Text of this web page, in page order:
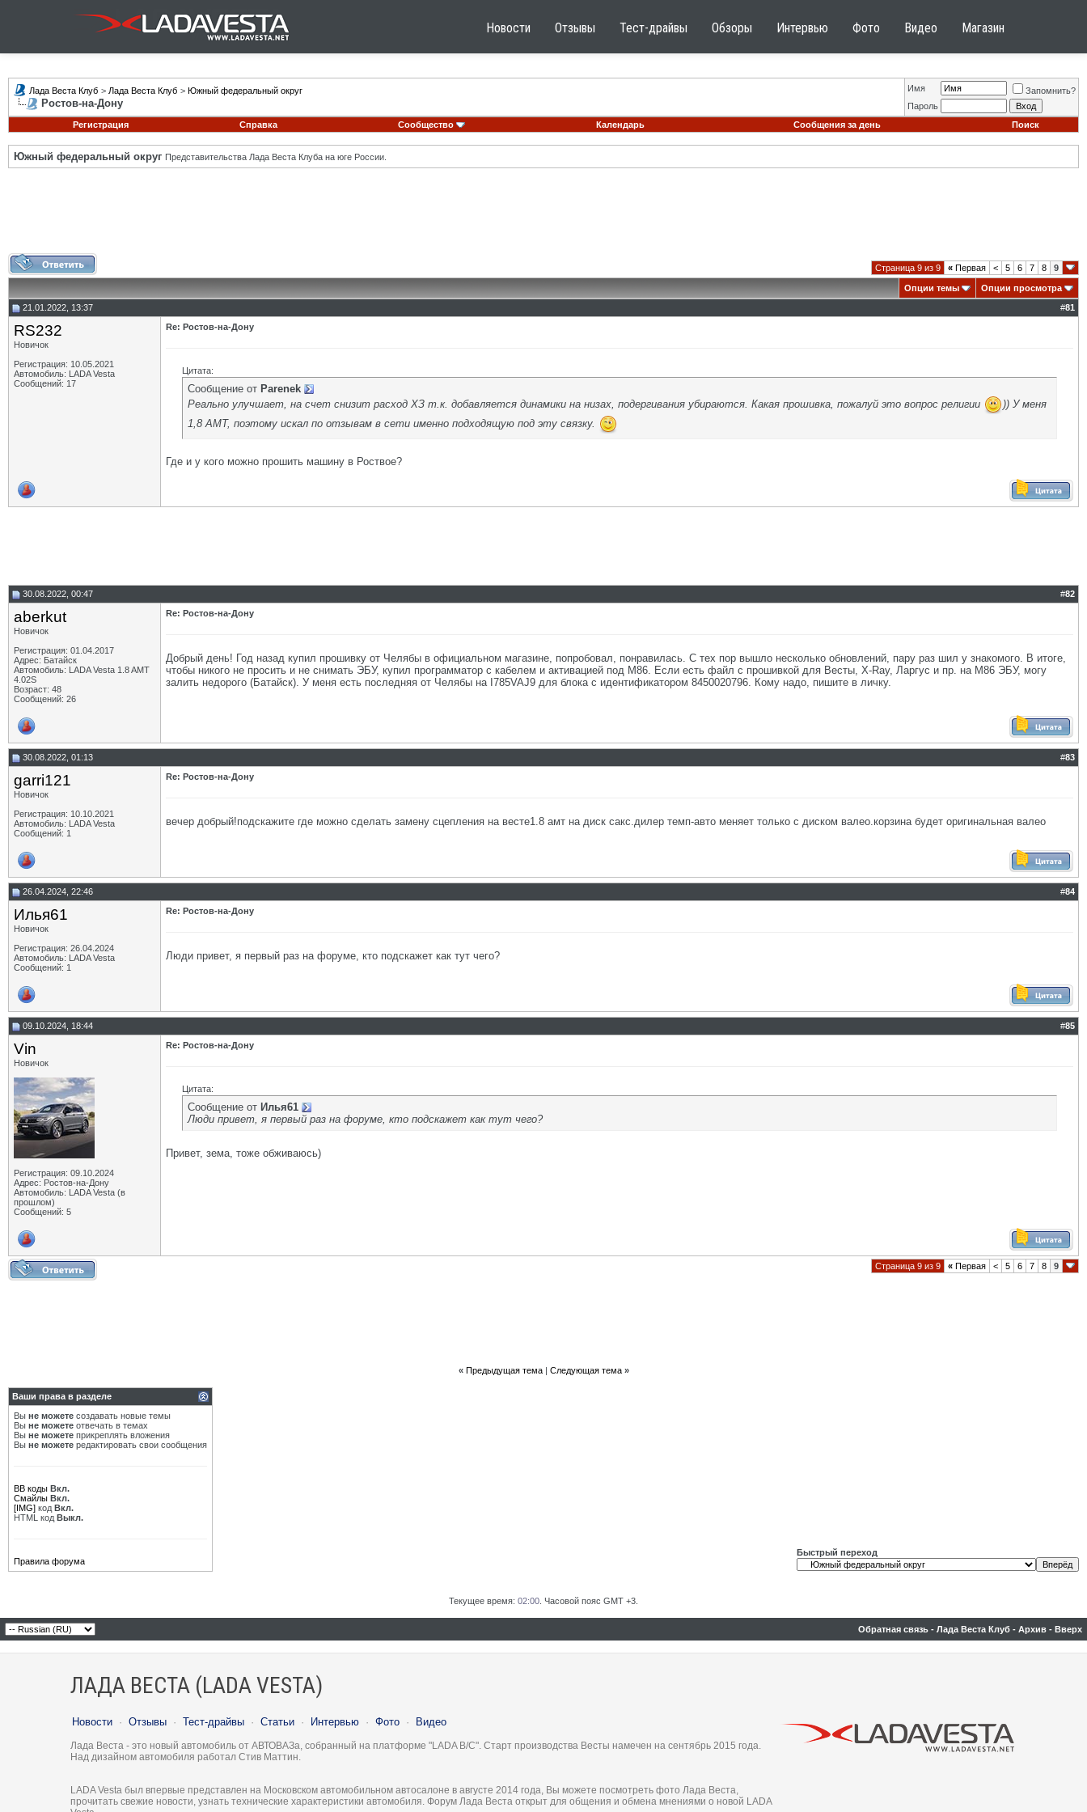
Новости Отзывы Тест-драйвы Обзоры Интервью Фото Видео Магазин
Лада Веста Клуб > Лада Веста Клуб > Южный федеральный округ
Ростов-на-Дону
Имя
Запомнить?
Пароль
Регистрация
Справка Сообщество Календарь Сообщения за день Поиск
Южный федеральный округ Представительства Лада Веста Клуба на юге России.
Страница 9 из 9 « Первая < 5 6 7 8 9
Опции темы
Опции просмотра
21.01.2022, 13:37
#81
RS232
Новичок
Регистрация: 10.05.2021
Автомобиль: LADA Vesta
Сообщений: 17
Re: Ростов-на-Дону
Цитата:
Сообщение от Parenek
Реально улучшает, на счет снизит расход ХЗ т.к. добавляется динамики на низах, подергивания убираются. Какая прошивка, пожалуй это вопрос религии
)) У меня
1,8 АМТ, поэтому искал по отзывам в сети именно подходящую под эту связку.
Где и у кого можно прошить машину в Роствое?
30.08.2022, 00:47 #82
aberkut
Новичок
Регистрация: 01.04.2017
Адрес: Батайск
Автомобиль: LADA Vesta 1.8 AMT
4.02S
Возраст: 48
Сообщений: 26
Re: Ростов-на-Дону
Добрый день! Год назад купил прошивку от Челябы в официальном магазине, попробовал, понравилась. С тех пор вышло несколько обновлений, пару раз шил у знакомого. В итоге,
чтобы никого не просить и не снимать ЭБУ, купил программатор с кабелем и активацией под М86. Если есть файл с прошивкой для Весты, X-Ray, Ларгус и пр. на M86 ЭБУ, могу
залить недорого (Батайск). У меня есть последняя от Челябы на I785VAJ9 для блока с идентификатором 8450020796. Кому надо, пишите в личку.
30.08.2022, 01:13 #83
garri121
Новичок
Регистрация: 10.10.2021
Автомобиль: LADA Vesta
Сообщений: 1
Re: Ростов-на-Дону
вечер добрый!подскажите где можно сделать замену сцепления на весте1.8 амт на диск сакс.дилер темп-авто меняет только с диском валео.корзина будет оригинальная валео
26.04.2024, 22:46 #84
Илья61
Новичок
Регистрация: 26.04.2024
Автомобиль: LADA Vesta
Сообщений: 1
Re: Ростов-на-Дону
Люди привет, я первый раз на форуме, кто подскажет как тут чего?
09.10.2024, 18:44 #85
Vin
Новичок
Регистрация: 09.10.2024
Адрес: Ростов-на-Донy
Автомобиль: LADA Vesta (в
прошлом)
Сообщений: 5
Re: Ростов-на-Дону
Цитата:
Сообщение от Илья61
Люди привет, я первый раз на форуме, кто подскажет как тут чего?
Привет, зема, тоже обживаюсь)
Страница 9 из 9 « Первая < 5 6 7 8 9
« Предыдущая тема| Следующая тема »
Ваши права в разделе
Вы не можете создавать новые темы
Вы не можете отвечать в темах
Вы не можете прикреплять вложения
Вы не можете редактировать свои сообщения
BB коды Вкл.
Смайлы Вкл.
[IMG] код Вкл.
HTML код Выкл.
Правила форума
Быстрый переход
Текущее время: 02:00 . Часовой пояс GMT +3.
Обратная связь - Лада Веста Клуб - Архив - Вверх
ЛАДА ВЕСТА (LADA VESTA)
Новости · Отзывы · Тест-драйвы · Статьи · Интервью · Фото · Видео
Лада Веста - это новый автомобиль от АВТОВАЗа, собранный на платформе "LADA B/C". Старт производства Весты намечен на сентябрь 2015 года.
Над дизайном автомобиля работал Стив Маттин.
LADA Vesta был впервые представлен на Московском автомобильном автосалоне в августе 2014 года, Вы можете посмотреть фото Лада Веста,
прочитать свежие новости, узнать технические характеристики автомобиля. Форум Лада Веста открыт для общения и обмена мнениями о новой LADA